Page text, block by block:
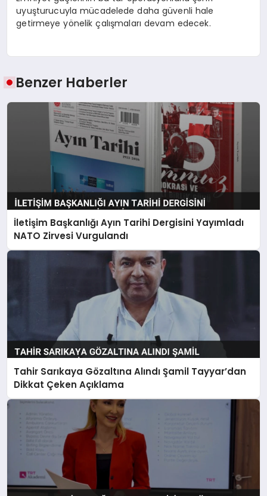
uyuşturucuyla mücadelede daha güvenli hale
getirmeye yönelik çalışmaları devam edecek.
Benzer Haberler
İletişim Başkanlığı Ayın Tarihi Dergisini Yayımladı
NATO Zirvesi Vurgulandı
Tahir Sarıkaya Gözaltına Alındı Şamil Tayyar’dan
Dikkat Çeken Açıklama